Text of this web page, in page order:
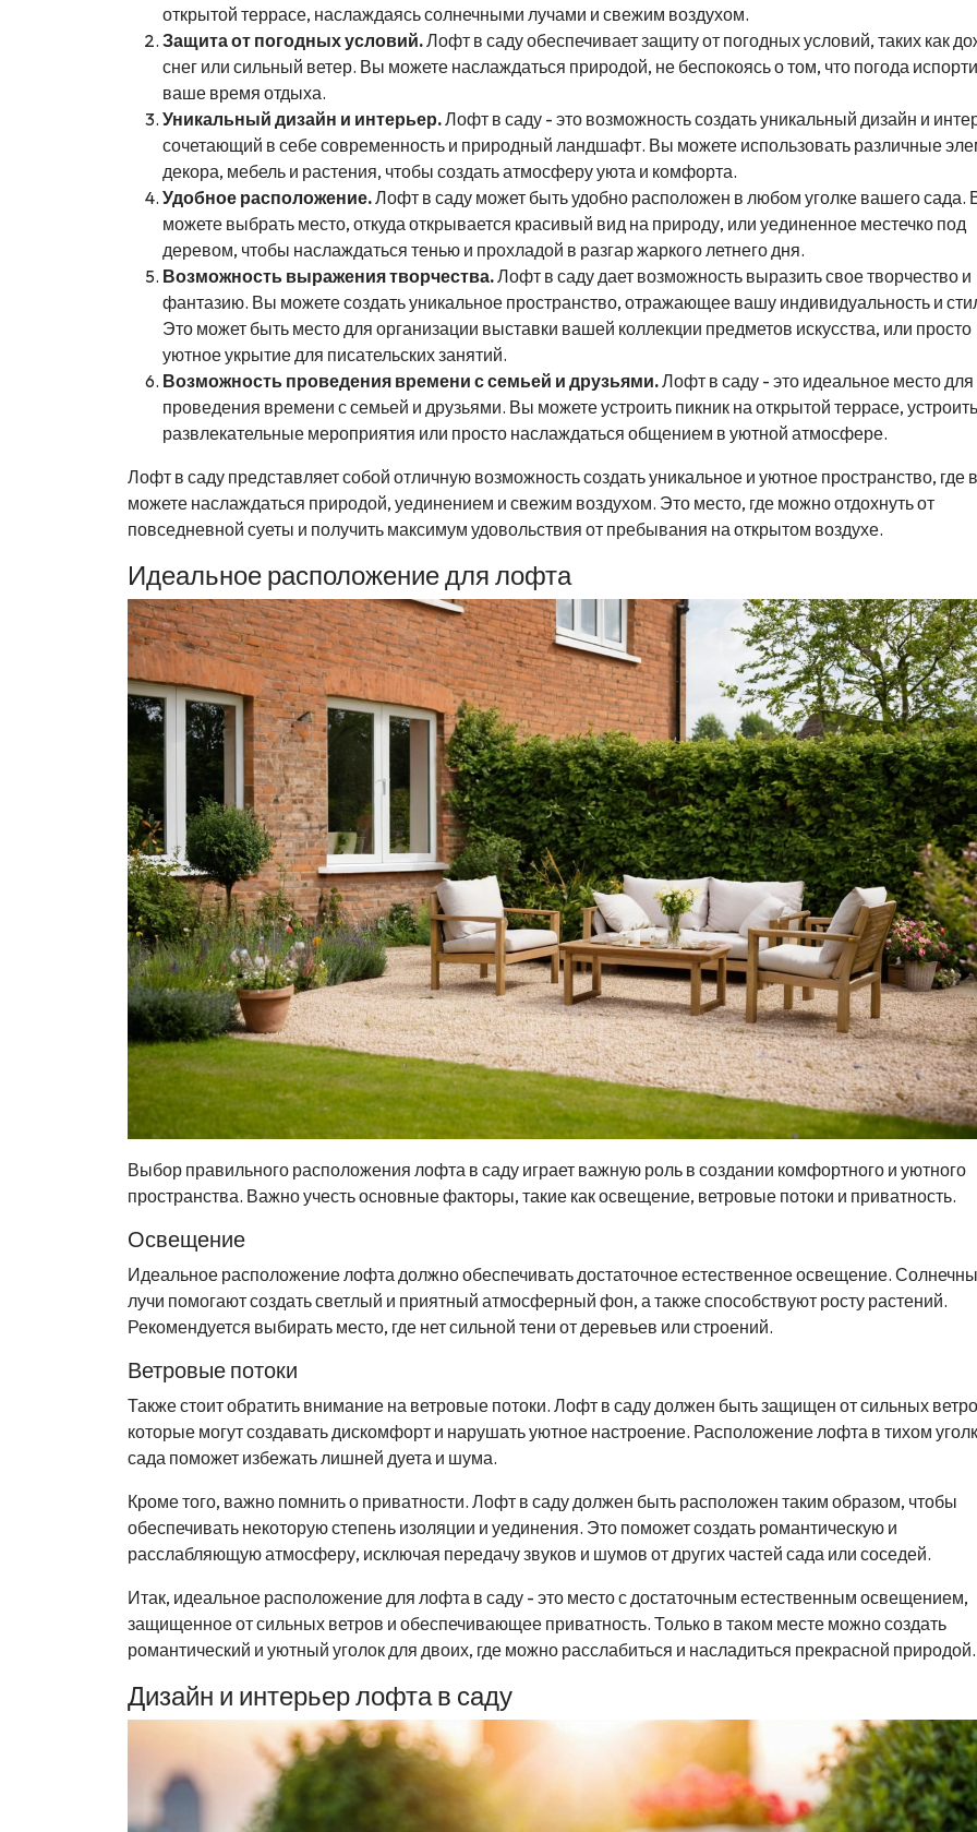
открытой террасе, наслаждаясь солнечными лучами и свежим воздухом.
Защита от погодных условий.Лофт в саду обеспечивает защиту от погодных условий, таких как
снег или сильный ветер. Вы можете наслаждаться природой, не беспокоясь о том, что погода
ваше время отдыха.
Уникальный дизайн и интерьер.Лофт в саду - это возможность создать уникальный дизайн и
сочетающий в себе современность и природный ландшафт. Вы можете использовать различные
декора, мебель и растения, чтобы создать атмосферу уюта и комфорта.
Удобное расположение.Лофт в саду может быть удобно расположен в любом уголке вашего сада.
можете выбрать место, откуда открывается красивый вид на природу, или уединенное местечко под
деревом, чтобы наслаждаться тенью и прохладой в разгар жаркого летнего дня.
Возможность выражения творчества.Лофт в саду дает возможность выразить свое творчество и
фантазию. Вы можете создать уникальное пространство, отражающее вашу индивидуальность и
Это может быть место для организации выставки вашей коллекции предметов искусства, или просто
уютное укрытие для писательских занятий.
Возможность проведения времени с семьей и друзьями.Лофт в саду - это идеальное место для
проведения времени с семьей и друзьями. Вы можете устроить пикник на открытой террасе, устроить
развлекательные мероприятия или просто наслаждаться общением в уютной атмосфере.
Лофт в саду представляет собой отличную возможность создать уникальное и уютное пространство, где
можете наслаждаться природой, уединением и свежим воздухом. Это место, где можно отдохнуть от
повседневной суеты и получить максимум удовольствия от пребывания на открытом воздухе.
Идеальное расположение для лофта
Выбор правильного расположения лофта в саду играет важную роль в создании комфортного и уютного
пространства. Важно учесть основные факторы, такие как освещение, ветровые потоки и приватность.
Освещение
Идеальное расположение лофта должно обеспечивать достаточное естественное освещение.
лучи помогают создать светлый и приятный атмосферный фон, а также способствуют росту растений.
Рекомендуется выбирать место, где нет сильной тени от деревьев или строений.
Ветровые потоки
Также стоит обратить внимание на ветровые потоки. Лофт в саду должен быть защищен от сильных
которые могут создавать дискомфорт и нарушать уютное настроение. Расположение лофта в тихом
сада поможет избежать лишней дуета и шума.
Кроме того, важно помнить о приватности. Лофт в саду должен быть расположен таким образом, чтобы
обеспечивать некоторую степень изоляции и уединения. Это поможет создать романтическую и
расслабляющую атмосферу, исключая передачу звуков и шумов от других частей сада или соседей.
Итак, идеальное расположение для лофта в саду - это место с достаточным естественным освещением,
защищенное от сильных ветров и обеспечивающее приватность. Только в таком месте можно создать
романтический и уютный уголок для двоих, где можно расслабиться и насладиться прекрасной природой.
Дизайн и интерьер лофта в саду